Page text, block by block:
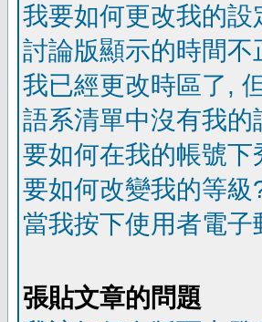
我要如何更改我的設
討論版顯示的時間不
我已經更改時區了,
語系清單中沒有我的
要如何在我的帳號
要如何改變我的等級
當我按下使用者電
張貼文章的問題